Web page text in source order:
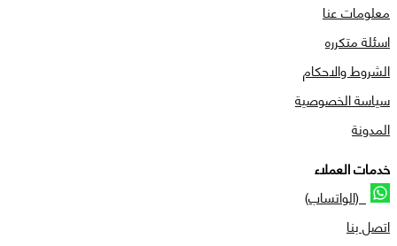
معلومات عنا
اسئلة متكرره
الشروط والاحكام
سياسة الخصوصية
المدونة
خدمات العملاء
(الواتساب)
اتصل بنا